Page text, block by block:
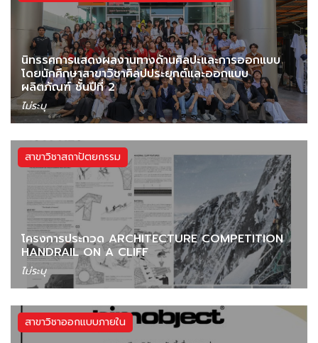
นิทรรศการแสดงผลงานทางด้านศิลปะและการออกแบบ
โดยนักศึกษาสาขาวิชาศิลปประยุกต์และออกแบบ
ผลิตภัณฑ์ ชั้นปีที่ 2
ไม่ระบุ
สาขาวิชาสถาปัตยกรรม
โครงการประกวด ARCHITECTURE COMPETITION
HANDRAIL ON A CLIFF
ไม่ระบุ
สาขาวิชาออกแบบภายใน